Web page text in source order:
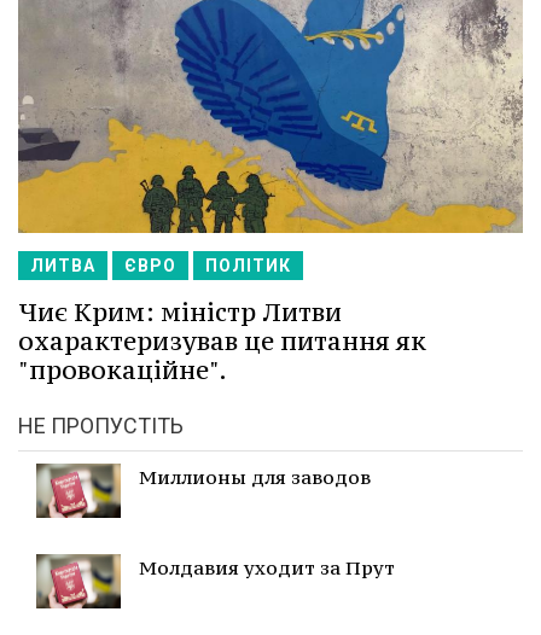
ЛИТВА ЄВРО ПОЛІТИК
Чиє Крим: міністр Литви
охарактеризував це питання як
"провокаційне".
НЕ ПРОПУСТІТЬ
Миллионы для заводов
Молдавия уходит за Прут